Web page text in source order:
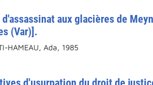
aux glacières de
(Var)].
HAMEAU, Ada, 1985
d'usurpation du droit de